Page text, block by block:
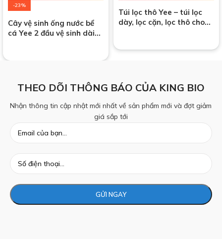
-23%
Cây vệ sinh ống nước bể
cá Yee 2 đầu vệ sinh dài
Túi lọc thô Yee – túi lọc
dày, lọc cặn, lọc thô cho
THEO DÕI THÔNG BÁO CỦA KING BIO
Nhận thông tin cập nhật mới nhất về sản phẩm mới và đợt giảm
giá sắp tới